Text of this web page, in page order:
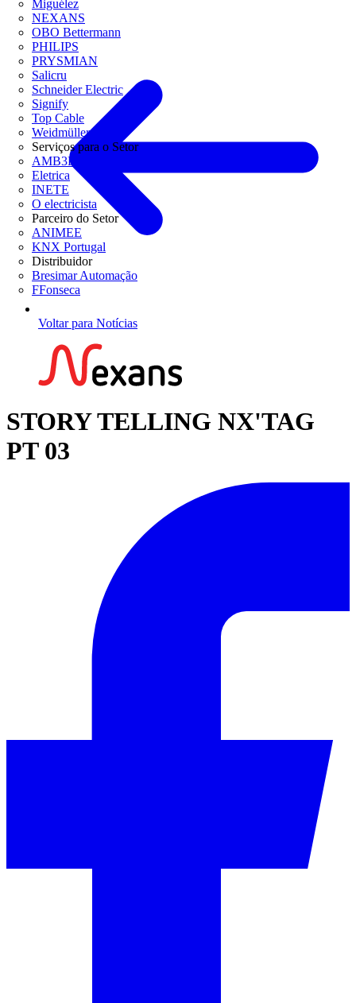
Miguélez
NEXANS
OBO Bettermann
PHILIPS
PRYSMIAN
Salicru
Schneider Electric
Signify
Top Cable
Weidmüller
Serviços para o Setor
AMB3E
Eletrica
INETE
O electricista
Parceiro do Setor
ANIMEE
KNX Portugal
Distribuidor
Bresimar Automação
FFonseca
Voltar para Notícias
STORY TELLING NX'TAG
PT 03